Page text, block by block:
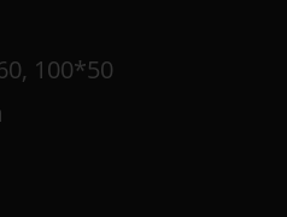
100*50